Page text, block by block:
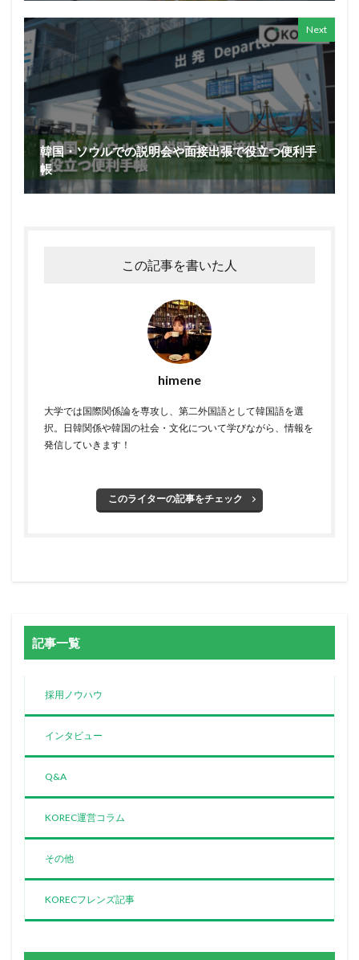
Next
韓国・ソウルでの説明会や面接出張で役立つ便利手
帳
この記事を書いた人
himene
大学では国際関係論を専攻し、第二外国語として韓国語を選
択。日韓関係や韓国の社会・文化について学びながら、情報を
発信していきます！
このライターの記事をチェック
記事一覧
採用ノウハウ
インタビュー
Q&A
KOREC運営コラム
その他
KORECフレンズ記事